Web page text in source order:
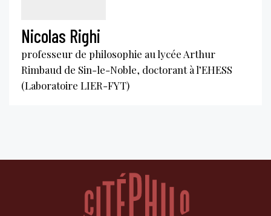
Nicolas Righi
professeur de philosophie au lycée Arthur
Rimbaud de Sin-le-Noble, doctorant à l’EHESS
(Laboratoire LIER-FYT)